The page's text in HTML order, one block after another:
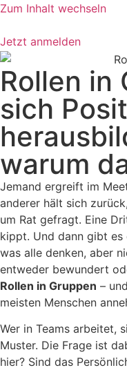
Zum Inhalt wechseln
Jetzt anmelden
Rollen in
sich
warum
Jemand ergreift im
anderer hält sich
um Rat gefragt. Eine
kippt. Und dann gibt es
was alle denken, aber
entweder bewundert
Rollen in Gruppen –
meisten Menschen
Wer in Teams arbeitet,
Muster. Die Frage ist
hier? Sind das